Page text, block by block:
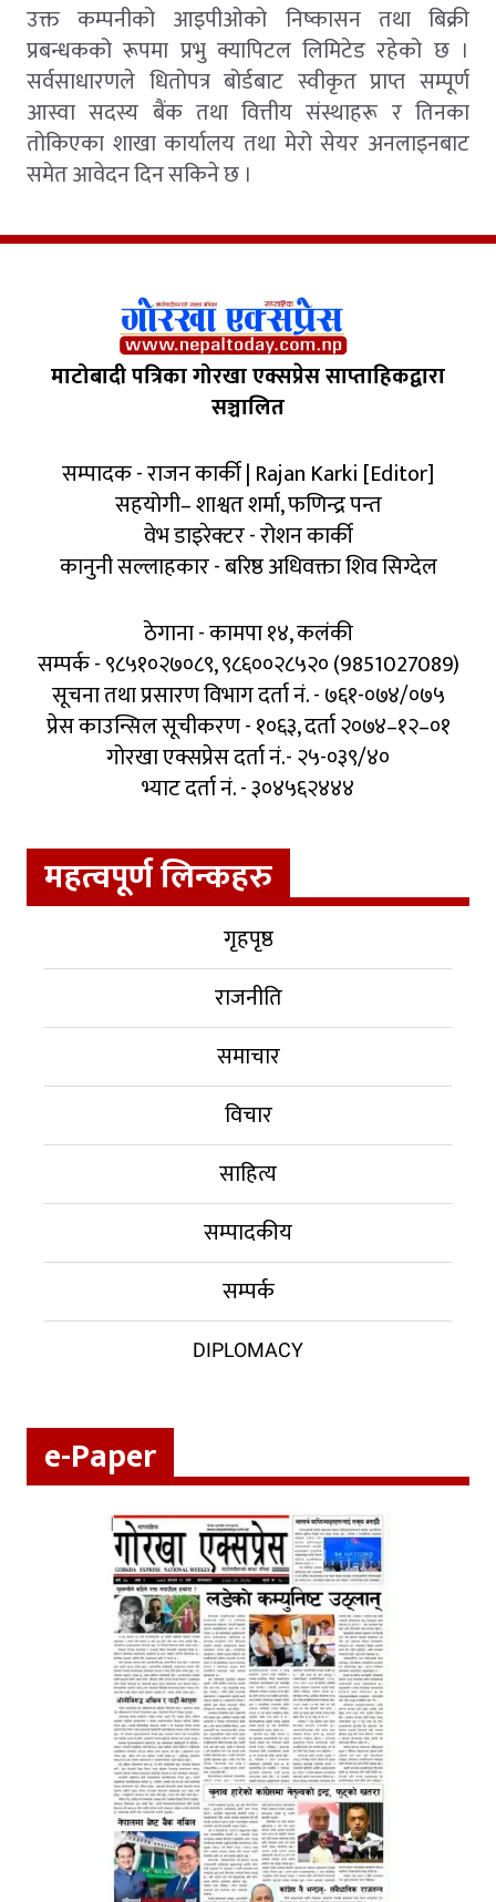
उक्त कम्पनीको आइपीओको निष्कासन तथा बिक्री
प्रबन्धकको रूपमा प्रभु क्यापिटल लिमिटेड रहेको छ ।
सर्वसाधारणले धितोपत्र बोर्डबाट स्वीकृत प्राप्त सम्पूर्ण
आस्वा सदस्य बैंक तथा वित्तीय संस्थाहरू र तिनका
तोकिएका शाखा कार्यालय तथा मेरो सेयर अनलाइनबाट
समेत आवेदन दिन सकिने छ ।
माटोबादी पत्रिका गोरखा एक्सप्रेस साप्ताहिकद्वारा
सञ्चालित
सम्पादक - राजन कार्की | Rajan Karki [Editor]
सहयोगी– शाश्वत शर्मा, फणिन्द्र पन्त
वेभ डाइरेक्टर - रोशन कार्की
कानुनी सल्लाहकार - बरिष्ठ अधिवक्ता शिव सिग्देल
ठेगाना - कामपा १४, कलंकी
सम्पर्क - ९८५१०२७०८९, ९८६००२८५२० (9851027089)
सूचना तथा प्रसारण विभाग दर्ता नं. - ७६१-०७४/०७५
प्रेस काउन्सिल सूचीकरण - १०६३, दर्ता २०७४–१२–०१
गोरखा एक्सप्रेस दर्ता नं.- २५-०३९/४०
भ्याट दर्ता नं. - ३०४५६२४४४
महत्वपूर्ण लिन्कहरु
गृहपृष्ठ
राजनीति
समाचार
विचार
साहित्य
सम्पादकीय
सम्पर्क
DIPLOMACY
e-Paper